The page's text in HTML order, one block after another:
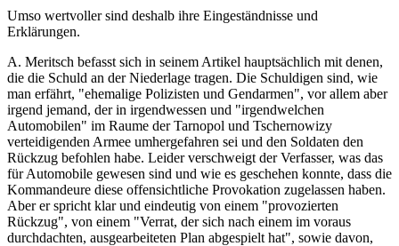
Umso wertvoller sind deshalb ihre Eingeständnisse und
Erklärungen.
A. Meritsch befasst sich in seinem Artikel hauptsächlich mit denen,
die die Schuld an der Niederlage tragen. Die Schuldigen sind, wie
man erfährt, "ehemalige Polizisten und Gendarmen", vor allem aber
irgend jemand, der in irgendwessen und "irgendwelchen
Automobilen" im Raume der Tarnopol und Tschernowizy
verteidigenden Armee umhergefahren sei und den Soldaten den
Rückzug befohlen habe. Leider verschweigt der Verfasser, was das
für Automobile gewesen sind und wie es geschehen konnte, dass die
Kommandeure diese offensichtliche Provokation zugelassen haben.
Aber er spricht klar und eindeutig von einem "provozierten
Rückzug", von einem "Verrat, der sich nach einem im voraus
durchdachten, ausgearbeiteten Plan abgespielt hat", sowie davon,